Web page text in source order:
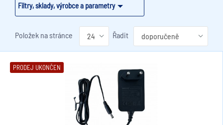
Filtry, sklady, výrobce a parametry
Položek na stránce Řadit
PRODEJ UKONČEN